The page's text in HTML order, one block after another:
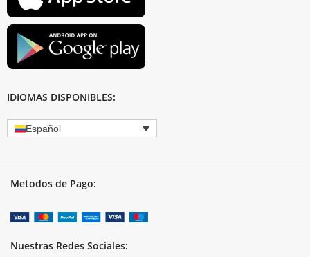
IDIOMAS DISPONIBLES:
Español
Metodos de Pago:
Nuestras Redes Sociales: